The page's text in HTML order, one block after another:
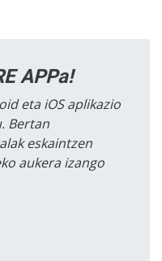
APPa!
eta iOS aplikazio
Bertan
eskaintzen
aukera izango